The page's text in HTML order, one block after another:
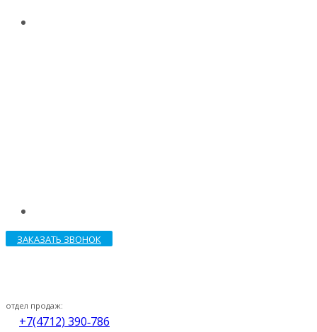
ЗАКАЗАТЬ ЗВОНОК
отдел продаж:
+7(4712) 390‑786